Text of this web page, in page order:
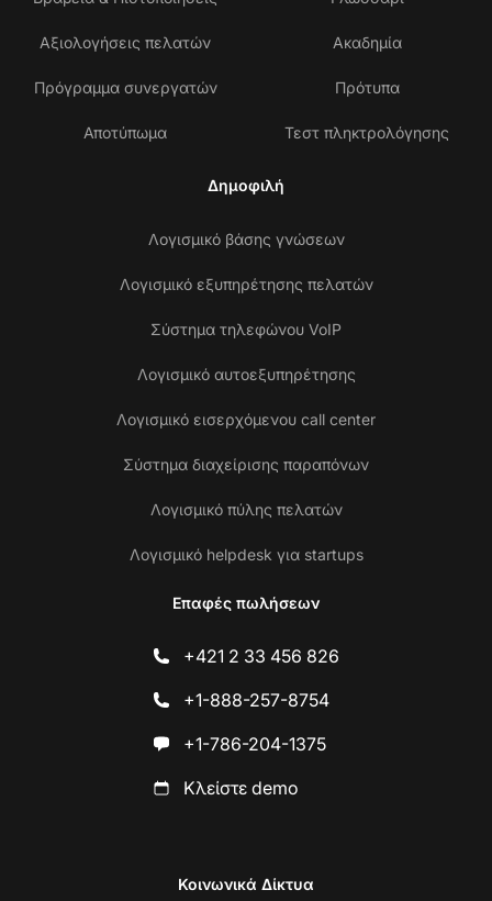
Αξιολογήσεις πελατών
Πρόγραμμα συνεργατών
Αποτύπωμα
Ακαδημία
Πρότυπα
Τεστ πληκτρολόγησης
Δημοφιλή
Λογισμικό βάσης γνώσεων
Λογισμικό εξυπηρέτησης πελατών
Σύστημα τηλεφώνου VoIP
Λογισμικό αυτοεξυπηρέτησης
Λογισμικό εισερχόμενου call center
Σύστημα διαχείρισης παραπόνων
Λογισμικό πύλης πελατών
Λογισμικό helpdesk για startups
Επαφές πωλήσεων
+421 2 33 456 826
+1-888-257-8754
+1-786-204-1375
Κλείστε demo
Κοινωνικά Δίκτυα